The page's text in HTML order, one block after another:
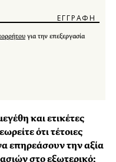
για την επεξεργασία
και ετικέτες
ότι τέτοιες
επηρεάσουν την αξία
στο εξωτερικό;